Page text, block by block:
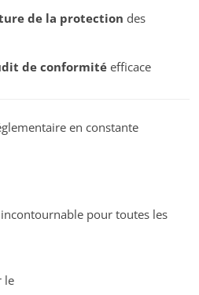
de la protection des
de conformitéefficace
en constante
incontournable pour toutes les
le